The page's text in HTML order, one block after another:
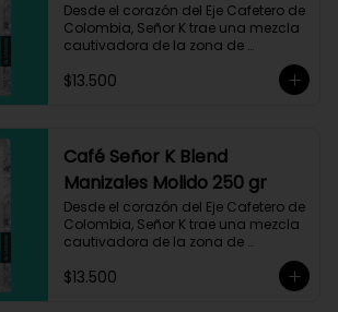
Desde el corazón del Eje Cafetero de
Colombia, Señor K trae una mezcla
cautivadora de la zona de
Manizales, entre 1.800 y 1.950 msnm.
La variedad es Castillo, que ha sido
trazas de chocolate. El tueste medio
permite degustar todos los sabores
complejos de este café
$13.500
Café Señor K Blend
Manizales Molido 250 gr
Desde el corazón del Eje Cafetero de
Colombia, Señor K trae una mezcla
cautivadora de la zona de
Manizales, entre 1.800 y 1.950 msnm.
La variedad es Castillo, que ha sido
$13.500